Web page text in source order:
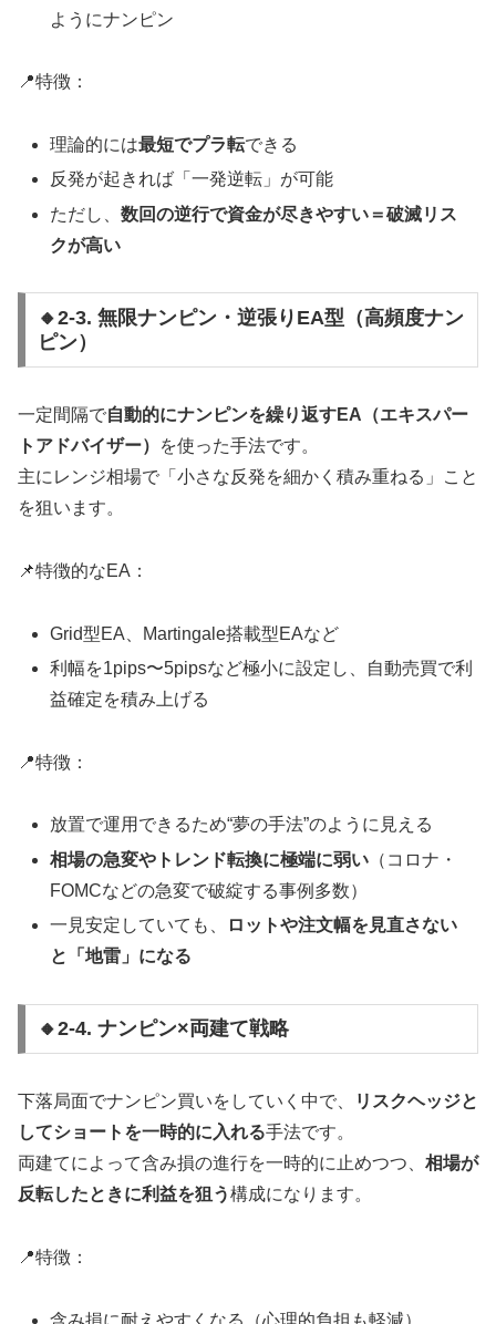
ようにナンピン
📍特徴：
理論的には最短でプラ転できる
反発が起きれば「一発逆転」が可能
ただし、数回の逆行で資金が尽きやすい＝破滅リス
クが高い
🔸2-3. 無限ナンピン・逆張りEA型（高頻度ナン
ピン）
一定間隔で自動的にナンピンを繰り返すEA（エキスパー
トアドバイザー）
を使った手法です。
主にレンジ相場で「小さな反発を細かく積み重ねる」こと
を狙います。
📌特徴的なEA：
Grid型EA、Martingale搭載型EAなど
利幅を1pips〜5pipsなど極小に設定し、自動売買で利
益確定を積み上げる
📍特徴：
放置で運用できるため“夢の手法”のように見える
相場の急変やトレンド転換に極端に弱い （コロナ・
FOMCなどの急変で破綻する事例多数）
一見安定していても、
ロットや注文幅を見直さない
と「地雷」になる
🔸2-4. ナンピン×両建て戦略
下落局面でナンピン買いをしていく中で、
リスクヘッジと
してショートを一時的に入れる手法です。
両建てによって含み損の進行を一時的に止めつつ、 相場が
反転したときに利益を狙う構成になります。
📍特徴：
含み損に耐えやすくなる（心理的負担も軽減）